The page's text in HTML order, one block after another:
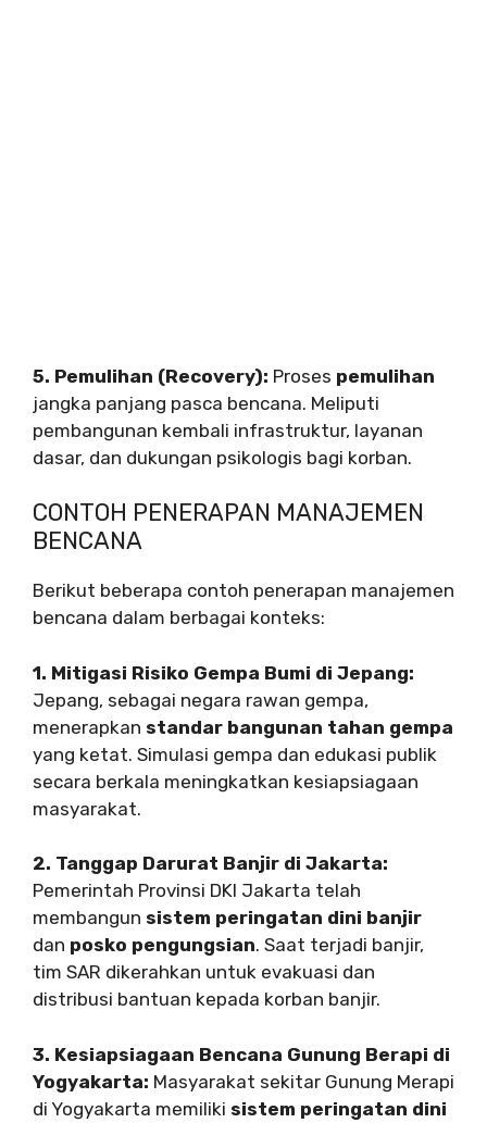
5. Pemulihan (Recovery): Proses pemulihan
jangka panjang pasca bencana. Meliputi
pembangunan kembali infrastruktur, layanan
dasar, dan dukungan psikologis bagi korban.
CONTOH PENERAPAN MANAJEMEN
BENCANA
Berikut beberapa contoh penerapan manajemen
bencana dalam berbagai konteks:
1. Mitigasi Risiko Gempa Bumi di Jepang:
Jepang, sebagai negara rawan gempa,
menerapkan standar bangunan tahan gempa
yang ketat. Simulasi gempa dan edukasi publik
secara berkala meningkatkan kesiapsiagaan
masyarakat.
2. Tanggap Darurat Banjir di Jakarta:
Pemerintah Provinsi DKI Jakarta telah
membangun sistem peringatan dini banjir
dan posko pengungsian. Saat terjadi banjir,
tim SAR dikerahkan untuk evakuasi dan
distribusi bantuan kepada korban banjir.
3. Kesiapsiagaan Bencana Gunung Berapi di
Yogyakarta: Masyarakat sekitar Gunung Merapi
di Yogyakarta memiliki sistem peringatan dini